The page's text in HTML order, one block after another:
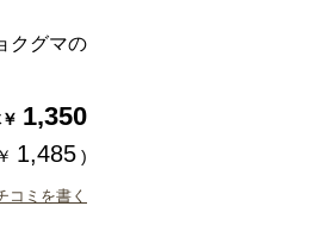
クグマの
1,350
1,485 )
コミを書く